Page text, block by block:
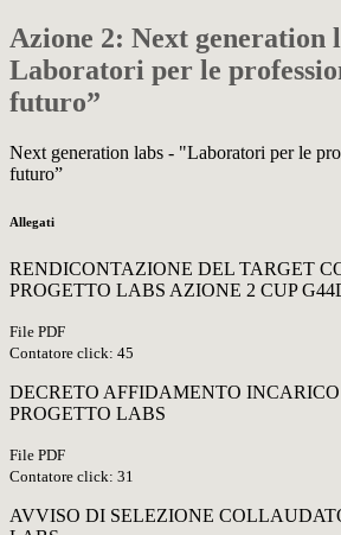
Azione 2: Next generation
Laboratori per le
futuro”
Next generation labs - "Laboratori per le
futuro”
Allegati
RENDICONTAZIONE DEL TARGET
PROGETTO LABS AZIONE 2 CUP
File PDF
Contatore click: 45
DECRETO AFFIDAMENTO
PROGETTO LABS
File PDF
Contatore click: 31
AVVISO DI SELEZIONE